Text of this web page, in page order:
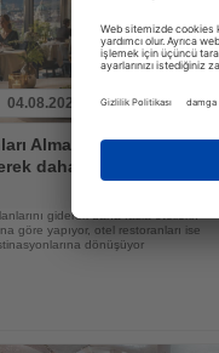
04.08.2026
Alman tatilciler
daha popüler hale
giderek daha fazla otellerin
göre yapıyor, otel restoranları ise
dönüşüyor